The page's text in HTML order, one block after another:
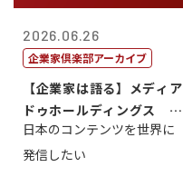
2026.06.26
企業家倶楽部アーカイブ
【企業家は語る】メディア
ドゥホールディングス 代
表取締役社長...
日本のコンテンツを世界に
発信したい